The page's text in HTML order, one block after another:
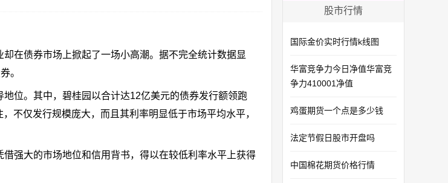
在债券市场上掀起了一场小高潮。据不完全统计数据显
。
位。其中，碧桂园以合计达12亿美元的债券发行额领跑
不仅发行规模庞大，而且其利率明显低于市场平均水平，
强大的市场地位和信用背书，得以在较低利率水平上获得
股市行情
国际金价实时行情k线图
华富竞争力今日净值华富竞
争力410001净值
鸡蛋期货一个点是多少钱
法定节假日股市开盘吗
中国棉花期货价格行情